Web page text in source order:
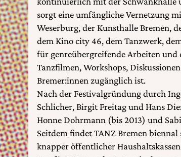
sorgt eine umfängliche Vernetzung
Weserburg, der Kunsthalle Bremen,
dem Kino city 46, dem Tanzwerk,
für genreübergreifende Arbeiten und
Tanzfilmen, Workshops,
Bremer:innen zugänglich ist.
Nach der Festivalgründung durch
Schlicher, Birgit Freitag und Hans
Honne Dohrmann (bis 2013) und
Seitdem findet TANZ Bremen
knapper öffentlicher